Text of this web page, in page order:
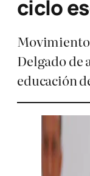
ciclo
Delgado de
educación